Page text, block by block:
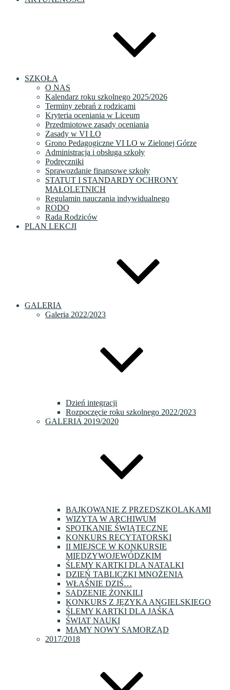
SZKOŁA
O NAS
Kalendarz roku szkolnego 2025/2026
Terminy zebrań z rodzicami
Kryteria oceniania w Liceum
Przedmiotowe zasady oceniania
Zasady w VI LO
Grono Pedagogiczne VI LO w Zielonej Górze
Administracja i obsługa szkoły
Podręczniki
Sprawozdanie finansowe szkoły
STATUT I STANDARDY OCHRONY
MAŁOLETNICH
Regulamin nauczania indywidualnego
RODO
Rada Rodziców
PLAN LEKCJI
GALERIA
Galeria 2022/2023
Dzień integracji
Rozpoczęcie roku szkolnego 2022/2023
GALERIA 2019/2020
BAJKOWANIE Z PRZEDSZKOLAKAMI
WIZYTA W ARCHIWUM
SPOTKANIE ŚWIĄTECZNE
KONKURS RECYTATORSKI
II MIEJSCE W KONKURSIE
MIĘDZYWOJEWÓDZKIM
ŚLEMY KARTKI DLA NATALKI
DZIEŃ TABLICZKI MNOŻENIA
WŁAŚNIE DZIŚ…
SADZENIE ŻONKILI
KONKURS Z JĘZYKA ANGIELSKIEGO
ŚLEMY KARTKI DLA JAŚKA
ŚWIAT NAUKI
MAMY NOWY SAMORZĄD
2017/2018